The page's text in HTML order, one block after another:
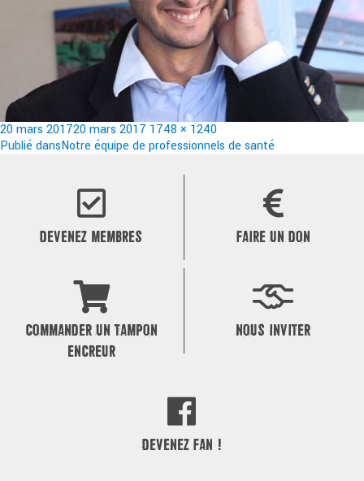
Publié
le
20 mars 201720 mars 2017 Taille
réelle
1748 × 1240
Navigation
Publié dansNotre équipe de professionnels de santé
DEVENEZ MEMBRES FAIRE UN DON
COMMANDER UN TAMPON
ENCREUR
NOUS INVITER
DEVENEZ FAN !